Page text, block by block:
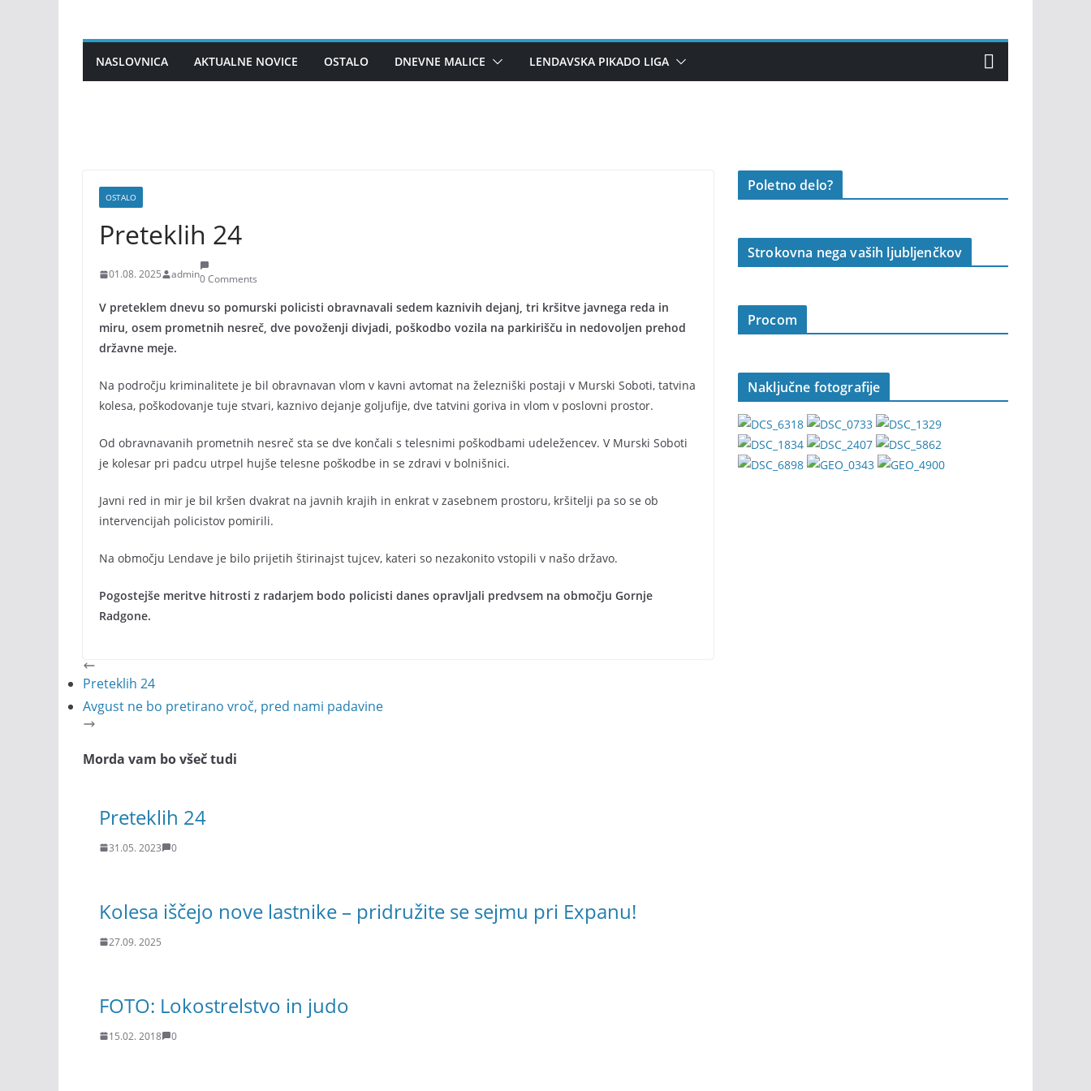
contentNASLOVNICA AKTUALNE NOVICE OSTALO DNEVNE MALICE LENDAVSKA PIKADO LIGA
OSTALO
Preteklih 24
01.08. 2025 admin0 Comments
V preteklem dnevu so pomurski policisti obravnavali sedem kaznivih dejanj, tri kršitve javnega reda in
miru, osem prometnih nesreč, dve povoženji divjadi, poškodbo vozila na parkirišču in nedovoljen prehod
državne meje.
Na področju kriminalitete je bil obravnavan vlom v kavni avtomat na železniški postaji v Murski Soboti, tatvina
kolesa, poškodovanje tuje stvari, kaznivo dejanje goljufije, dve tatvini goriva in vlom v poslovni prostor.
Od obravnavanih prometnih nesreč sta se dve končali s telesnimi poškodbami udeležencev. V Murski Soboti
je kolesar pri padcu utrpel hujše telesne poškodbe in se zdravi v bolnišnici.
Javni red in mir je bil kršen dvakrat na javnih krajih in enkrat v zasebnem prostoru, kršitelji pa so se ob
intervencijah policistov pomirili.
Na območju Lendave je bilo prijetih štirinajst tujcev, kateri so nezakonito vstopili v našo državo.
Pogostejše meritve hitrosti z radarjem bodo policisti danes opravljali predvsem na območju Gornje
Radgone.
Preteklih 24
Avgust ne bo pretirano vroč, pred nami padavine
Morda vam bo všeč tudi
Preteklih 24
31.05. 2023 0
Kolesa iščejo nove lastnike – pridružite se sejmu pri Expanu!
27.09. 2025
FOTO: Lokostrelstvo in judo
15.02. 2018 0
Poletno delo?
Strokovna nega vaših ljubljenčkov
Procom
Naključne fotografije